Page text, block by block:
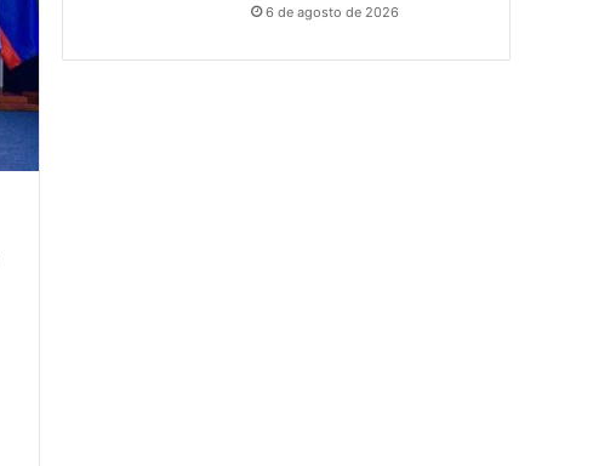
6 de agosto de 2026